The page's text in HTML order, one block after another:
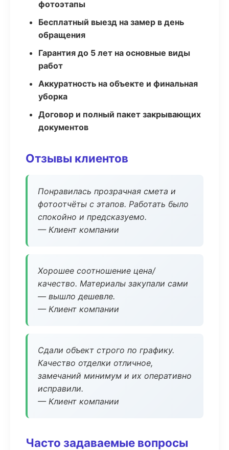
фотоэтапы
Бесплатный выезд на замер в день
обращения
Гарантия до 5 лет на основные виды
работ
Аккуратность на объекте и финальная
уборка
Договор и полный пакет закрывающих
документов
Отзывы клиентов
Понравилась прозрачная смета и
фотоотчёты с этапов. Работать было
спокойно и предсказуемо.
— Клиент компании
Хорошее соотношение цена/
качество. Материалы закупали сами
— вышло дешевле.
— Клиент компании
Сдали объект строго по графику.
Качество отделки отличное,
замечаний минимум и их оперативно
исправили.
— Клиент компании
Часто задаваемые вопросы